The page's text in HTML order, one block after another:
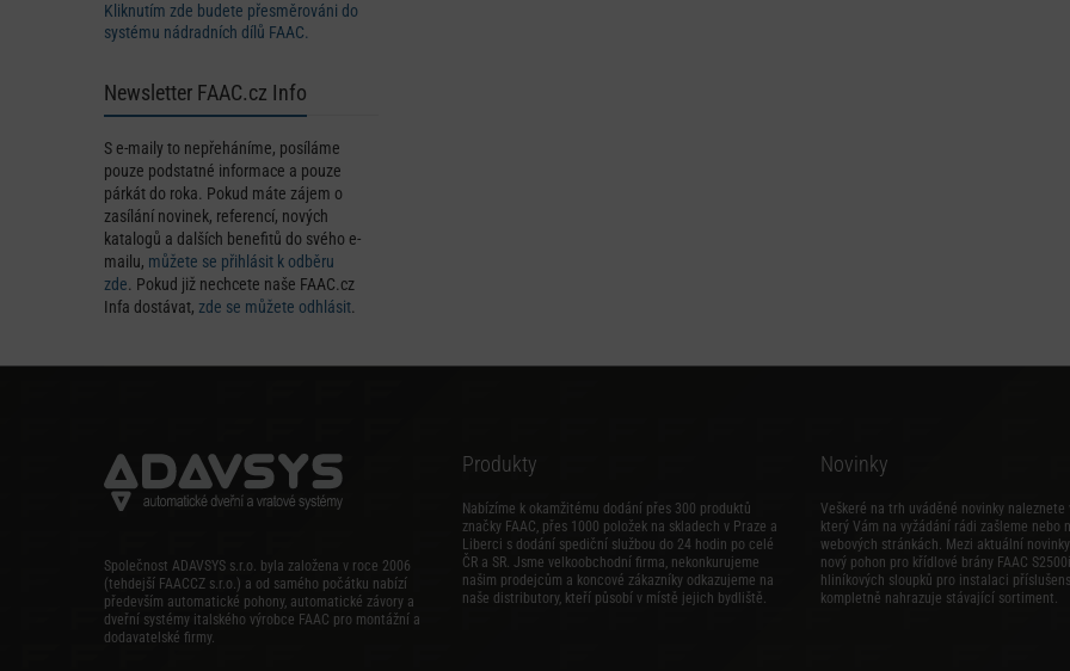
Kliknutím zde budete přesměrováni do
systému nádradních dílů FAAC.
Newsletter FAAC.cz Info
S e-maily to nepřeháníme, posíláme
pouze podstatné informace a pouze
párkát do roka. Pokud máte zájem o
zasílání novinek, referencí, nových
katalogů a dalších benefitů do svého e-
mailu, můžete se přihlásit k odběru
zde. Pokud již nechcete naše FAAC.cz
Infa dostávat, zde se můžete odhlásit.
Společnost ADAVSYS s.r.o. byla založena v roce 2006
(tehdejší FAACCZ s.r.o.) a od samého počátku nabízí
především automatické pohony, automatické závory a
dveřní systémy italského výrobce FAAC pro montážní a
dodavatelské firmy.
Produkty
Nabízíme k okamžitému dodání přes 300 produktů
značky FAAC, přes 1000 položek na skladech v Praze a
Liberci s dodání spediční službou do 24 hodin po celé
ČR a SR. Jsme velkoobchodní firma, nekonkurujeme
našim prodejcům a koncové zákazníky odkazujeme na
naše distributory, kteří působí v místě jejich bydliště.
Novinky
Veškeré na trh uváděné novinky naleznete
který Vám na vyžádání rádi zašleme nebo
webových stránkách. Mezi aktuální
nový pohon pro křídlové brány FAAC S2500i
hliníkových sloupků pro instalaci
kompletně nahrazuje stávající sortiment.